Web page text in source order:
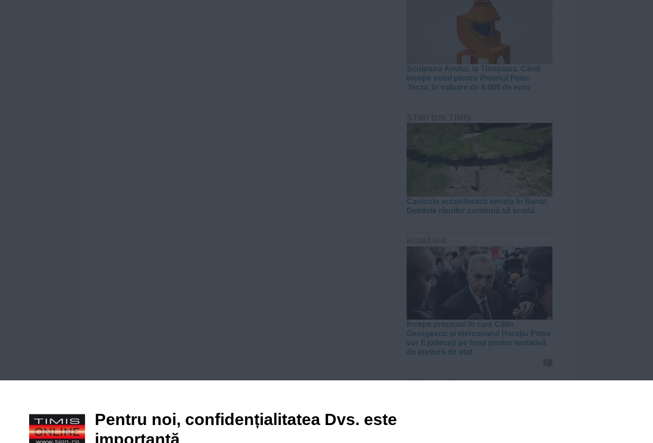
Sculptura Anului, la Timișoara. Când
începe votul pentru Premiul Peter
Jecza, în valoare de 8.000 de euro
Canicula accentuează seceta în Banat.
Debitele râurilor continuă să scadă
Începe procesul în care Călin
Georgescu și mercenarul Horațiu Potra
vor fi judecați pe fond pentru tentativă
de lovitură de stat
ŞTIRI DIN TIMIȘ
Pentru noi, confidențialitatea Dvs. este
importantă